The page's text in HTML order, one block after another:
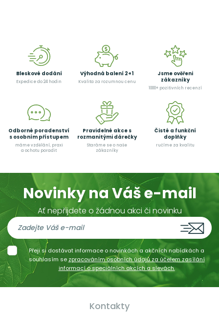
Bleskové dodání
Expedice do 24 hodin
Výhodná balení 2+1
Kvalita za rozumnou cenu
Jsme ověřeni
zákazníky
1000+ pozitivních recenzí
Odborné poradenství
s osobním přístupem
máme vzdělání, praxi
a ochotu poradit
Pravidelné akce s
rozmanitými dárečky
Staráme se o naše
zákazníky
Čisté a funkční
doplňky
ručíme za kvalitu
Novinky na Váš e-mail
Ať nepřijdete o žádnou akci či novinku
Přeji si dostávat informace o novinkách a akčních nabídkách a
souhlasím se zpracováním osobních údajů za účelem zasílání
informací o speciálních akcích a slevách.
Kontakty